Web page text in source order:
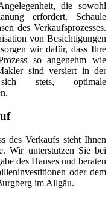
die sowohl
erfordert. Schaule
des Verkaufsprozesses.
von Besichtigungen
wir dafür, dass Ihre
so angenehm wie
sind versiert in der
stets, optimale
des Verkaufs steht Ihnen
Wir unterstützen Sie bei
des Hauses und beraten
oder dem
im Allgäu.